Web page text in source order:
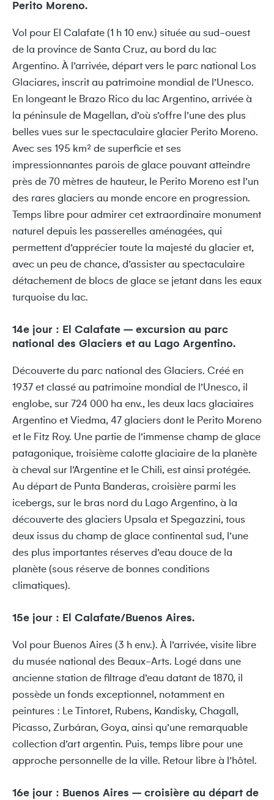
Perito Moreno.
Vol pour El Calafate (1 h 10 env.) située au sud-ouest
de la province de Santa Cruz, au bord du lac
Argentino. À l’arrivée, départ vers le parc national Los
Glaciares, inscrit au patrimoine mondial de l’Unesco.
En longeant le Brazo Rico du lac Argentino, arrivée à
la péninsule de Magellan, d’où s’offre l’une des plus
belles vues sur le spectaculaire glacier Perito Moreno.
Avec ses 195 km² de superficie et ses
impressionnantes parois de glace pouvant atteindre
près de 70 mètres de hauteur, le Perito Moreno est l’un
des rares glaciers au monde encore en progression.
Temps libre pour admirer cet extraordinaire monument
naturel depuis les passerelles aménagées, qui
permettent d’apprécier toute la majesté du glacier et,
avec un peu de chance, d’assister au spectaculaire
détachement de blocs de glace se jetant dans les eaux
turquoise du lac.
14e jour : El Calafate – excursion au parc
national des Glaciers et au Lago Argentino.
Découverte du parc national des Glaciers. Créé en
1937 et classé au patrimoine mondial de l’Unesco, il
englobe, sur 724 000 ha env., les deux lacs glaciaires
Argentino et Viedma, 47 glaciers dont le Perito Moreno
et le Fitz Roy. Une partie de l’immense champ de glace
patagonique, troisième calotte glaciaire de la planète
à cheval sur l’Argentine et le Chili, est ainsi protégée.
Au départ de Punta Banderas, croisière parmi les
icebergs, sur le bras nord du Lago Argentino, à la
découverte des glaciers Upsala et Spegazzini, tous
deux issus du champ de glace continental sud, l’une
des plus importantes réserves d’eau douce de la
planète (sous réserve de bonnes conditions
climatiques).
15e jour : El Calafate/Buenos Aires.
Vol pour Buenos Aires (3 h env.). À l’arrivée, visite libre
du musée national des Beaux-Arts. Logé dans une
ancienne station de filtrage d’eau datant de 1870, il
possède un fonds exceptionnel, notamment en
peintures : Le Tintoret, Rubens, Kandisky, Chagall,
Picasso, Zurbáran, Goya, ainsi qu’une remarquable
collection d’art argentin. Puis, temps libre pour une
approche personnelle de la ville. Retour libre à l’hôtel.
16e jour : Buenos Aires – croisière au départ de